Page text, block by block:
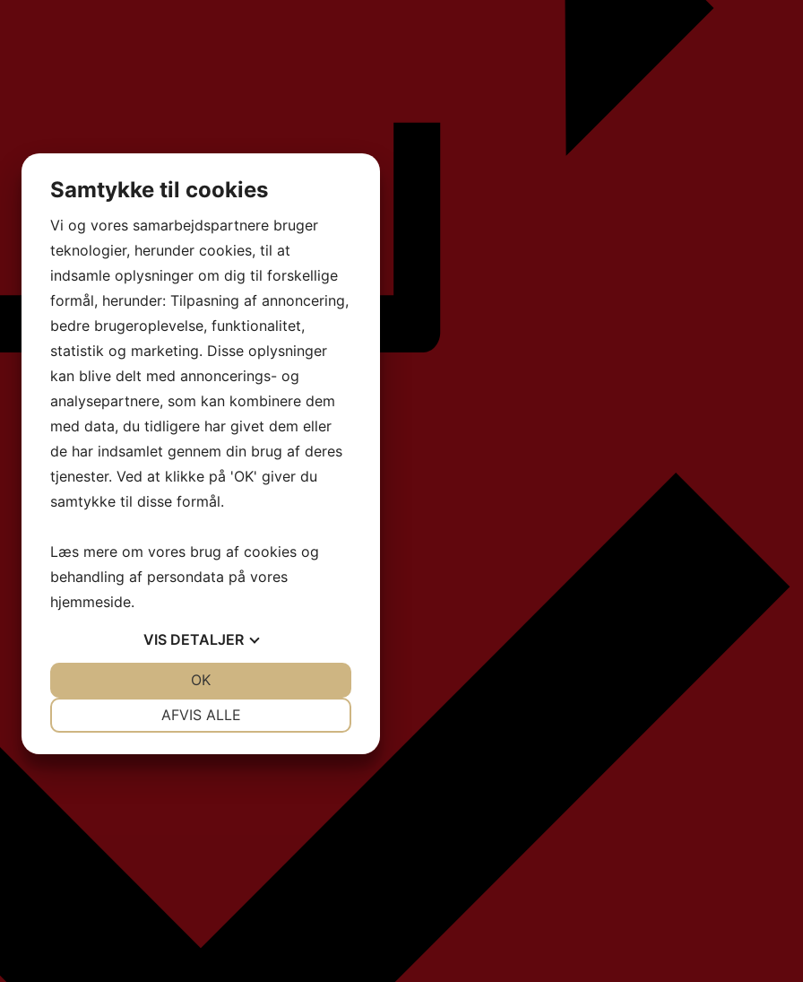
Samtykke til cookies
Vi og vores samarbejdspartnere bruger
teknologier, herunder cookies, til at
indsamle oplysninger om dig til forskellige
formål, herunder: Tilpasning af annoncering,
bedre brugeroplevelse, funktionalitet,
statistik og marketing. Disse oplysninger
kan blive delt med annoncerings- og
analysepartnere, som kan kombinere dem
med data, du tidligere har givet dem eller
de har indsamlet gennem din brug af deres
tjenester. Ved at klikke på 'OK' giver du
samtykke til disse formål.
Læs mere om vores brug af cookies og
behandling af persondata på vores
hjemmeside.
VIS DETALJER
AFVIS ALLE
OK